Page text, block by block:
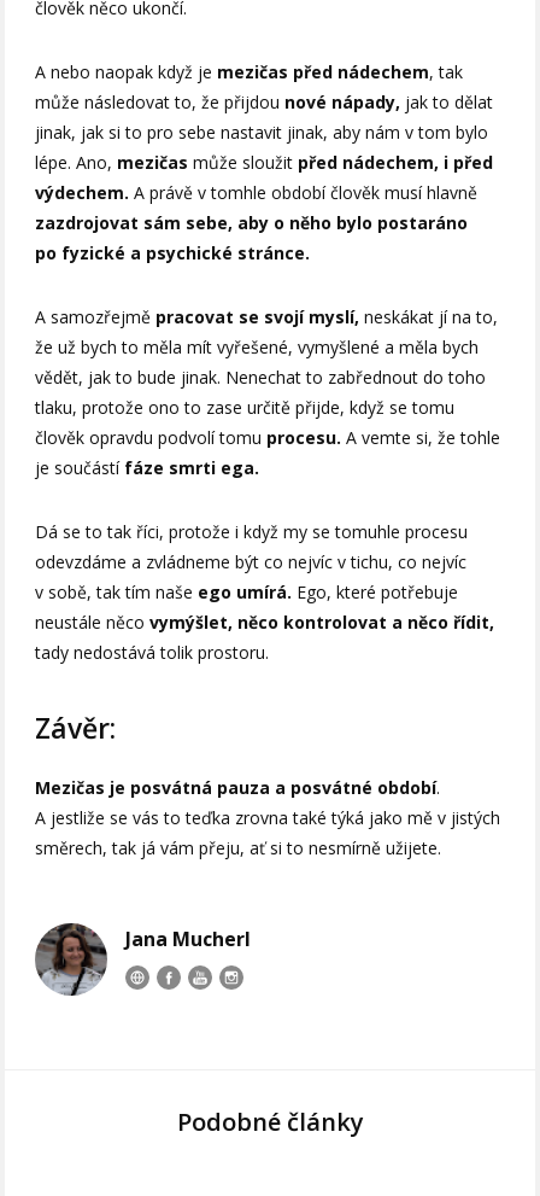
člověk něco ukončí.
A nebo naopak když je mezičas před nádechem, tak
může následovat to, že přijdou nové nápady, jak to dělat
jinak, jak si to pro sebe nastavit jinak, aby nám v tom bylo
lépe. Ano, mezičas může sloužit před nádechem, i před
výdechem. A právě v tomhle období člověk musí hlavně
zazdrojovat sám sebe, aby o něho bylo postaráno
po fyzické a psychické stránce.
A samozřejmě pracovat se svojí myslí,neskákat jí na to,
že už bych to měla mít vyřešené, vymyšlené a měla bych
vědět, jak to bude jinak. Nenechat to zabřednout do toho
tlaku, protože ono to zase určitě přijde, když se tomu
člověk opravdu podvolí tomu procesu. A vemte si, že tohle
je součástí fáze smrti ega.
Dá se to tak říci, protože i když my se tomuhle procesu
odevzdáme a zvládneme být co nejvíc v tichu, co nejvíc
v sobě, tak tím naše ego umírá. Ego, které potřebuje
neustále něcovymýšlet, něco kontrolovat a něco řídit,
tady nedostává tolik prostoru.
Závěr:
Mezičas je posvátná pauza a posvátné období.
A jestliže se vás to teďka zrovna také týká jako mě v jistých
směrech, tak já vám přeju, ať si to nesmírně užijete.
Jana Mucherl
Podobné články